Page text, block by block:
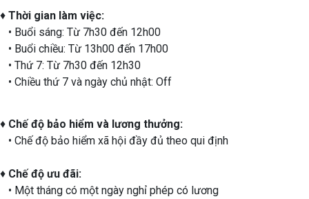
♦ Thời gian làm việc:
• Buổi sáng: Từ 7h30 đến 12h00
• Buổi chiều: Từ 13h00 đến 17h00
• Thứ 7: Từ 7h30 đến 12h30
• Chiều thứ 7 và ngày chủ nhật: Off
♦ Chế độ bảo hiểm và lương thưởng:
• Chế độ bảo hiểm xã hội đầy đủ theo qui định
♦ Chế độ ưu đãi:
• Một tháng có một ngày nghỉ phép có lương